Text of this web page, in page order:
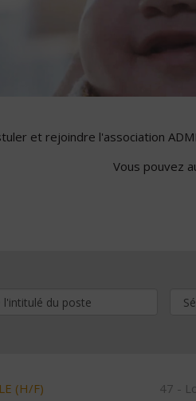
et rejoindre l'association
Vous pouvez
(H/F) 47 -